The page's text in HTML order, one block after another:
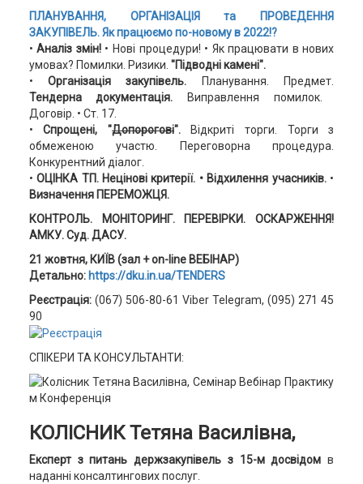
ПЛАНУВАННЯ, ОРГАНІЗАЦІЯ та ПРОВЕДЕННЯ
ЗАКУПІВЕЛЬ. Як працюємо по-новому в 2022!?
•Аналіз змін! • Нові процедури! • Як працювати в нових
умовах? Помилки. Ризики. "Підводні камені".
•Організація закупівель. Планування.
Предмет.
Тендерна документація. Виправлення помилок.
Договір. • Ст. 17.
•Спрощені, "Допорогові".Відкриті торги. Торги з
обмеженою участю. Переговорна процедура.
Конкурентний діалог.
•ОЦІНКА ТП. Нецінові критерії. • Відхилення учасників.•
Визначення ПЕРЕМОЖЦЯ.
КОНТРОЛЬ. МОНІТОРИНГ. ПЕРЕВІРКИ. ОСКАРЖЕННЯ!
АМКУ. Суд. ДАСУ.
21 жовтня, КИЇВ (зал + on-line ВЕБІНАР)
Детально: https://dku.in.ua/TENDERS
Реєстрація: (067) 506-80-61 Viber Telegram, (095) 271 45
90
СПІКЕРИ ТА КОНСУЛЬТАНТИ:
КОЛІСНИК Тетяна Василівна,
Експерт з питань держзакупівель з 15-м досвідомв
наданні консалтингових послуг.